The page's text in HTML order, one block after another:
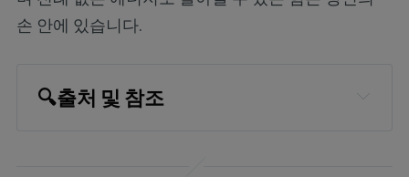
손 안에 있습니다.
🔍출처 및 참조